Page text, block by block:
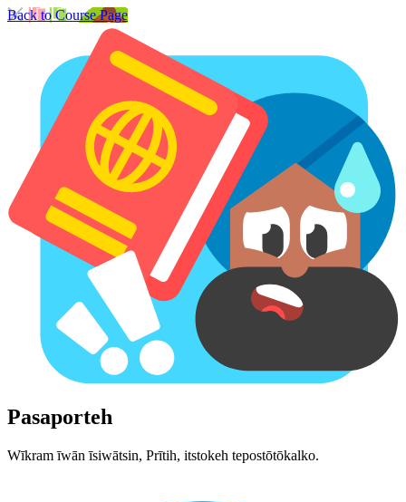
Back to Course Page
Pasaporteh
Wīkram īwān īsiwātsin, Prītih, itstokeh tepostōtōkalko.